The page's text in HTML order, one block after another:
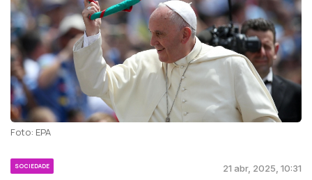
Foto: EPA
SOCIEDADE 21 abr, 2025, 10:31